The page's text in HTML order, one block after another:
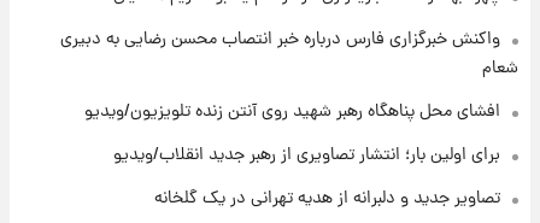
۹ ساعت پیش
۱۰ ساعت پیش
+جدول
واکنش خبرگزاری فارس درباره خبر انتصاب محسن رضایی به دبیری
شعام
افشای محل پناهگاه‌ رهبر شهید روی آنتن زنده تلویزیون/ویدیو
برای اولین بار؛ انتشار تصاویری از رهبر جدید انقلاب/ویدیو
تصاویر جدید و دلبرانه از هدیه تهرانی در یک گلخانه